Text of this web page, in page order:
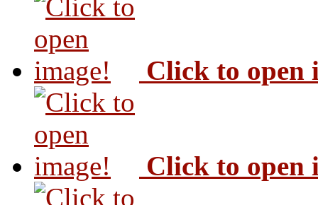
Click to open
Click to open